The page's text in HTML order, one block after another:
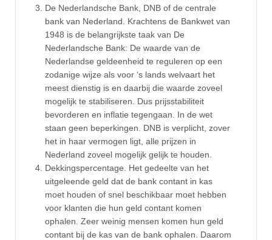
De Nederlandsche Bank, DNB of de centrale
bank van Nederland. Krachtens de Bankwet van
1948 is de belangrijkste taak van De
Nederlandsche Bank: De waarde van de
Nederlandse geldeenheid te reguleren op een
zodanige wijze als voor ‘s lands welvaart het
meest dienstig is en daarbij die waarde zoveel
mogelijk te stabiliseren. Dus prijsstabiliteit
bevorderen en inflatie tegengaan. In de wet
staan geen beperkingen. DNB is verplicht, zover
het in haar vermogen ligt, alle prijzen in
Nederland zoveel mogelijk gelijk te houden.
Dekkingspercentage. Het gedeelte van het
uitgeleende geld dat de bank contant in kas
moet houden of snel beschikbaar moet hebben
voor klanten die hun geld contant komen
ophalen. Zeer weinig mensen komen hun geld
contant bij de kas van de bank ophalen. Daarom